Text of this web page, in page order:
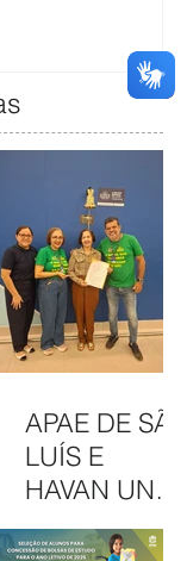
APAE DE SÃO
LUÍS E
HAVAN UNEM
PARCERIA